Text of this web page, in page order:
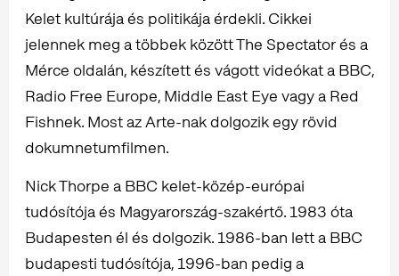
Kelet kultúrája és politikája érdekli. Cikkei
jelennek meg a többek között The Spectator és a
Mérce oldalán, készített és vágott videókat a BBC,
Radio Free Europe, Middle East Eye vagy a Red
Fishnek. Most az Arte-nak dolgozik egy rövid
dokumnetumfilmen.
Nick Thorpe a BBC kelet-közép-európai
tudósítója és Magyarország-szakértő. 1983 óta
Budapesten él és dolgozik. 1986-ban lett a BBC
budapesti tudósítója, 1996-ban pedig a